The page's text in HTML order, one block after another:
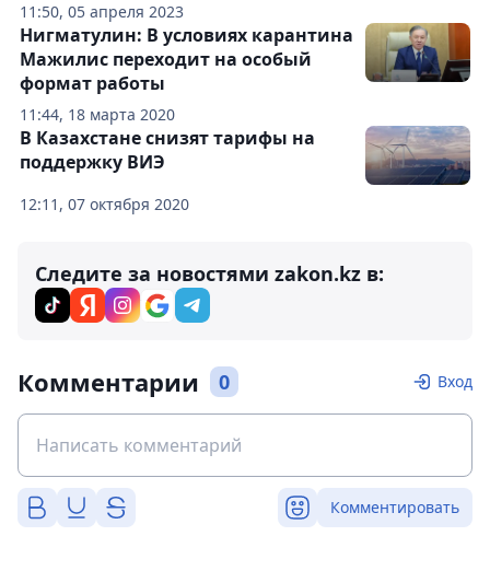
11:50, 05 апреля 2023
11:44, 18 марта 2020
Нигматулин: В условиях карантина
Мажилис переходит на особый
формат работы
12:11, 07 октября 2020
В Казахстане снизят тарифы на
поддержку ВИЭ
Следите за новостями zakon.kz в:
Комментарии 0 Вход
Комментировать